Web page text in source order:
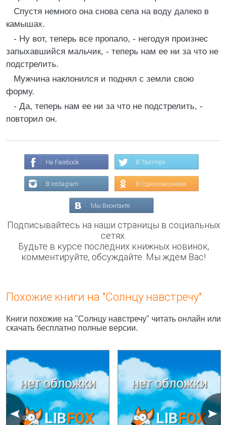
Спустя немного она снова села на воду далеко в
камышах.
- Ну вот, теперь все пропало, - негодуя произнес
запыхавшийся мальчик, - теперь нам ее ни за что не
подстрелить.
Мужчина наклонился и поднял с земли свою
форму.
- Да, теперь нам ее ни за что не подстрелить, -
повторил он.
На Facebook В Твиттере
В Instagram В Одноклассниках
Мы Вконтакте
Подписывайтесь на наши страницы в социальных
сетях.
Будьте в курсе последних книжных новинок,
комментируйте, обсуждайте. Мы ждём Вас!
Похожие книги на "Солнцу навстречу"
Книги похожие на "Солнцу навстречу" читать онлайн или
скачать бесплатно полные версии.